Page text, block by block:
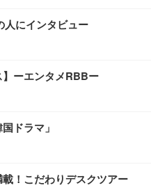
人にインタビュー
】ーエンタメRBBー
ドラマ」
！こだわりデスクツアー